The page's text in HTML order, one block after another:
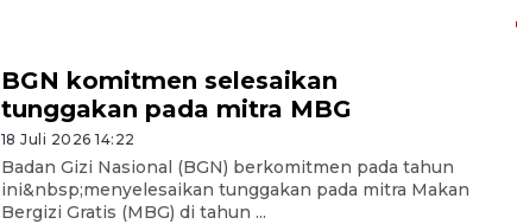
BGN komitmen selesaikan
tunggakan pada mitra MBG
18 Juli 2026 14:22
Badan Gizi Nasional (BGN) berkomitmen pada tahun
ini&nbsp;menyelesaikan tunggakan pada mitra Makan
Bergizi Gratis (MBG) di tahun ...